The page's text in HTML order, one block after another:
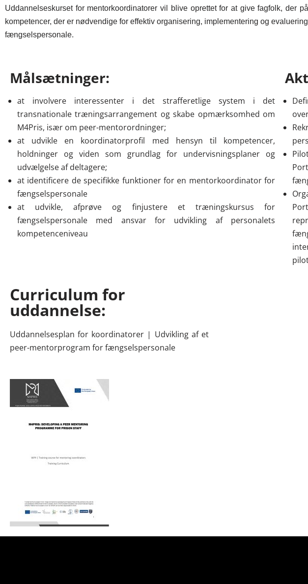
Uddannelseskurset for mentorkoordinatorer vil blive oprettet for at give fagfolk, der
kompetencer, der er nødvendige for effektiv organisering, implementering og
fængselspersonale.
Målsætninger:
at involvere interessenter i det strafferetlige system i det
transnationale træningsarrangement og skabe opmærksomhed om
M4Pris, især om peer-mentorordninger;
at udvikle en koordinatorprofil med hensyn til kompetencer,
holdninger og viden som grundlag for undervisningsplaner og
udvælgelse af deltagere;
at identificere de specifikke funktioner for en mentorkoordinator for
fængselspersonale
at udvikle, afprøve og finjustere et træningskursus for
fængselspersonale med ansvar for udvikling af personalets
kompetenceniveau
Curriculum for
uddannelse:
Uddannelsesplan for koordinatorer | Udvikling af et
peer-mentorprogram for fængselspersonale